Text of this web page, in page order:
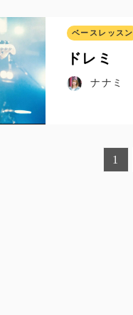
ベースレッスン
ドレミ
ナナミ
1